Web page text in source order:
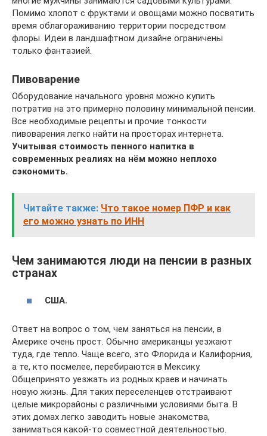
Помимо хлопот с фруктами и овощами можно посвятить
время облагораживанию территории посредством
флоры. Идеи в ландшафтном дизайне ограничены
только фантазией.
Пивоварение
Оборудование начального уровня можно купить
потратив на это примерно половину минимальной пенсии.
Все необходимые рецепты и прочие тонкости
пивоварения легко найти на просторах интернета.
Учитывая стоимость пенного напитка в
современных реалиях на нём можно неплохо
сэкономить.
Читайте также: Что такое номер ПФР и как
его можно узнать по ИНН
Чем занимаются люди на пенсии в разных
странах
США.
Ответ на вопрос о том, чем заняться на пенсии, в
Америке очень прост. Обычно американцы уезжают
туда, где тепло. Чаще всего, это Флорида и Калифорния,
а те, кто посмелее, перебираются в Мексику.
Общепринято уезжать из родных краев и начинать
новую жизнь. Для таких переселенцев отстраивают
целые микрорайоны с различными условиями быта. В
этих домах легко заводить новые знакомства,
заниматься какой-то совместной деятельностью.